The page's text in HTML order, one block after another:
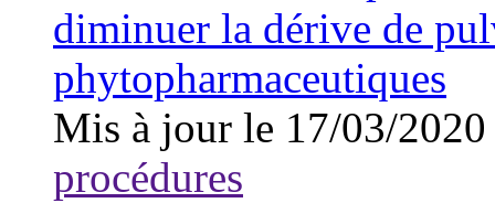
diminuer la dérive de
phytopharmaceutiques
Mis à jour le 17/03/2020
procédures